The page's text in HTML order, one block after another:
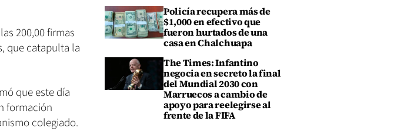
200,00 firmas
que catapulta la
que este día
formación
colegiado.
Policía recupera más de
$1,000 en efectivo que
fueron hurtados de una
casa en Chalchuapa
The Times: Infantino
negocia en secreto la final
del Mundial 2030 con
Marruecos a cambio de
apoyo para reelegirse al
frente de la FIFA